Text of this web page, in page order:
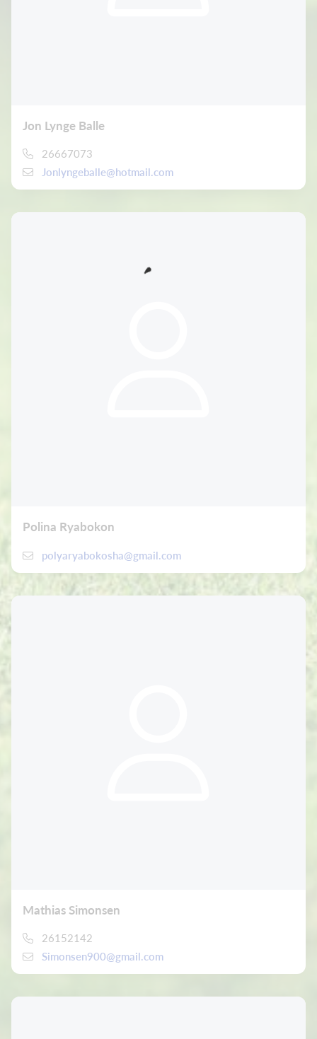
Jon Lynge Balle
26667073
Jonlyngeballe@hotmail.com
Polina Ryabokon
polyaryabokosha@gmail.com
Mathias Simonsen
26152142
Simonsen900@gmail.com